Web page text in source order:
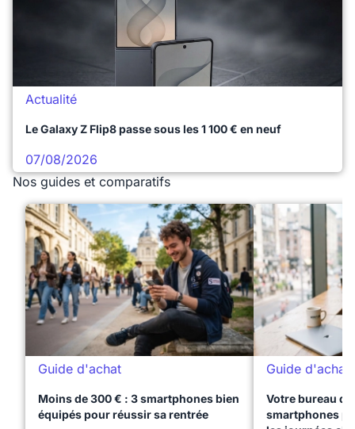
Actualité
Le Galaxy Z Flip8 passe sous les 1 100 € en neuf
07/08/2026
Nos guides et comparatifs
Guide d'achat
Moins de 300 € : 3 smartphones bien
équipés pour réussir sa rentrée
Guide d'achat
Votre bureau
smartphones